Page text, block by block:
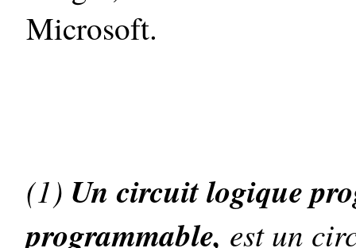
Microsoft.
(1) Un circuit logique
programmable, est un